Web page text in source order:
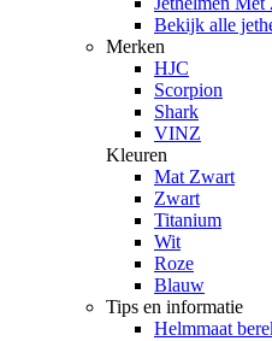
Bekijk alle
Merken
HJC
Scorpion
Shark
VINZ
Kleuren
Mat Zwart
Zwart
Titanium
Wit
Roze
Blauw
Tips en informatie
Helmmaat